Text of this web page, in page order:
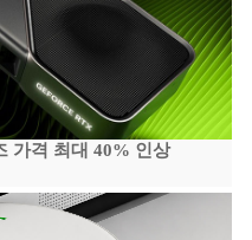
가격 최대 40% 인상